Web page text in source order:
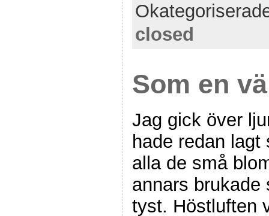
closed
Som en
Jag gick över
hade redan
alla de små
annars brukade
tyst. Höstluften